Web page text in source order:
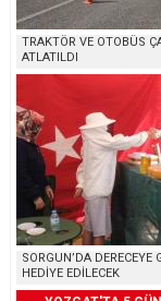
TRAKTÖR VE OTOBÜS
ATLATILDI
SORGUN’DA DERECEYE
HEDİYE EDİLECEK